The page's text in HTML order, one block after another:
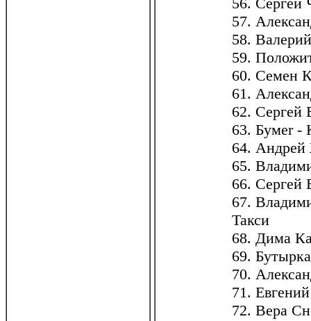
57.
58.
59.
60. Семен
61.
62. Сергей
63. Бумеr -
64. Андрей
65.
66. Сергей
67.
Такси
68. Дима
69.
70.
71.
72. Вера